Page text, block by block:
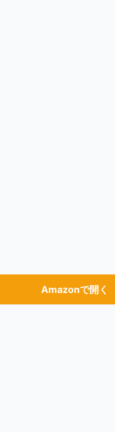
Amazonで開く